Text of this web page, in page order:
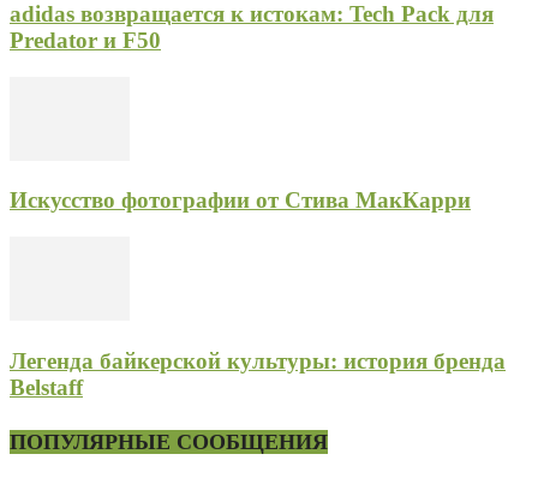
adidas возвращается к истокам: Tech Pack для
Predator и F50
Искусство фотографии от Стива МакКарри
Легенда байкерской культуры: история бренда
Belstaff
ПОПУЛЯРНЫЕ СООБЩЕНИЯ